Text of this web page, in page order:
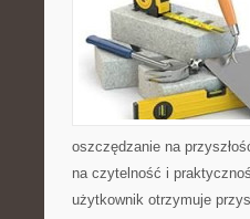
oszczędzanie na
na czytelność i
użytkownik otrzymuje